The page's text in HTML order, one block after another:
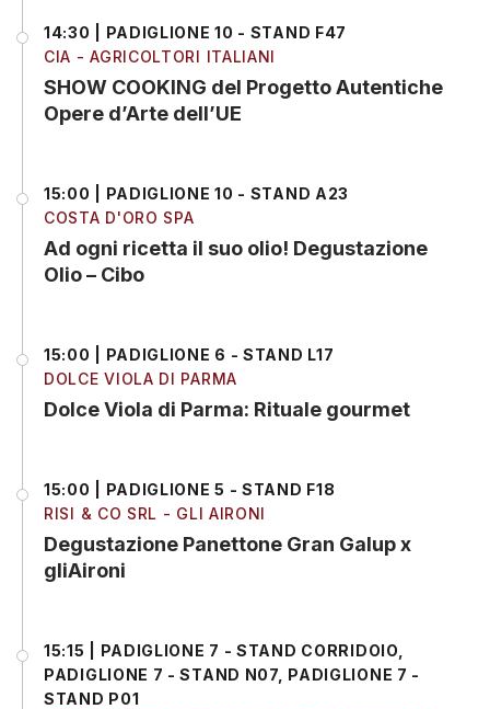
14:30 | PADIGLIONE 10 - STAND F47
CIA - AGRICOLTORI ITALIANI
SHOW COOKING del Progetto Autentiche
Opere d’Arte dell’UE
15:00 | PADIGLIONE 10 - STAND A23
COSTA D'ORO SPA
Ad ogni ricetta il suo olio! Degustazione
Olio – Cibo
15:00 | PADIGLIONE 6 - STAND L17
DOLCE VIOLA DI PARMA
Dolce Viola di Parma: Rituale gourmet
15:00 | PADIGLIONE 5 - STAND F18
RISI & CO SRL - GLI AIRONI
Degustazione Panettone Gran Galup x
gliAironi
15:15 | PADIGLIONE 7 - STAND CORRIDOIO,
PADIGLIONE 7 - STAND N07, PADIGLIONE 7 -
STAND P01